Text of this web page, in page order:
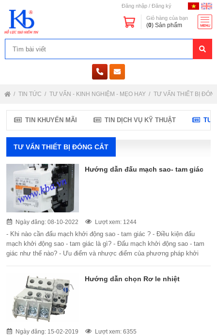
Đăng nhập / Đăng ký
Giỏ hàng của bạn
(0) Sản phẩm
TIN TỨC TƯ VẤN - KINH NGHIỆM - MẸO HAY TƯ VẤN THIẾT BỊ
TIN KHUYẾN MÃI TIN DỊCH VỤ KỸ THUẬT TƯ
TƯ VẤN THIẾT BỊ ĐÓNG CẮT
Hướng dẫn đấu mạch sao- tam giác
Ngày đăng: 08-10-2022 Lượt xem: 1244
- Khi nào cần đấu mạch khởi động sao - tam giác ? - Điều kiện đấu
mạch khởi động sao - tam giác là gì? - Đấu mạch khởi động sao - tam
giác như thế nào? - Ưu điểm và nhược điểm của phương pháp khởi
Hướng dẫn chọn Rơ le nhiệt
Ngày đăng: 15-02-2019 Lượt xem: 6355